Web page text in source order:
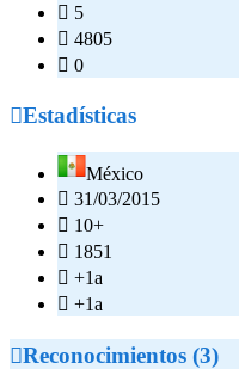
 5
 4805
 0
Estadísticas
México
 31/03/2015
 10+
 1851
 +1a
 +1a
Reconocimientos (3)